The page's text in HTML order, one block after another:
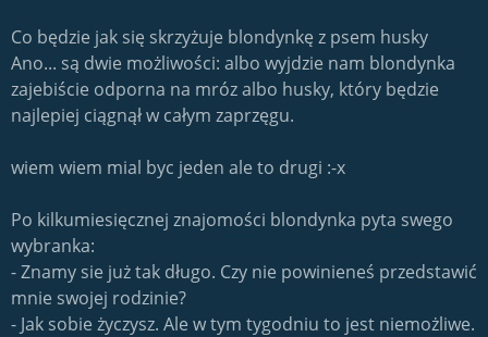
-Pomyliło mi sie, pomyliło mi sie... - odpowiada królik.
Co będzie jak się skrzyżuje blondynkę z psem husky
Ano... są dwie możliwości: albo wyjdzie nam blondynka
zajebiście odporna na mróz albo husky, który będzie
najlepiej ciągnął w całym zaprzęgu.
wiem wiem mial byc jeden ale to drugi :-x
Po kilkumiesięcznej znajomości blondynka pyta swego
wybranka:
- Znamy sie już tak długo. Czy nie powinieneś przedstawić
mnie swojej rodzinie?
- Jak sobie życzysz. Ale w tym tygodniu to jest niemożliwe.